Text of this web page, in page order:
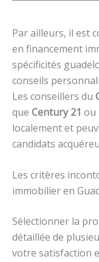
Par ailleurs, il est
en financement
spécificités
conseils
Les conseillers du
que Century 21 ou
localement et
candidats
Les critères
immobilier en
Sélectionner la
détaillée de
votre satisfaction